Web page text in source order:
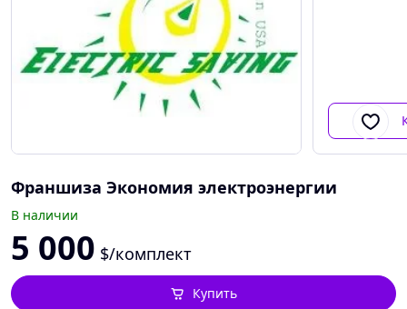
Франшиза Экономия электроэнергии
В наличии
5 000 $/комплект
Купить